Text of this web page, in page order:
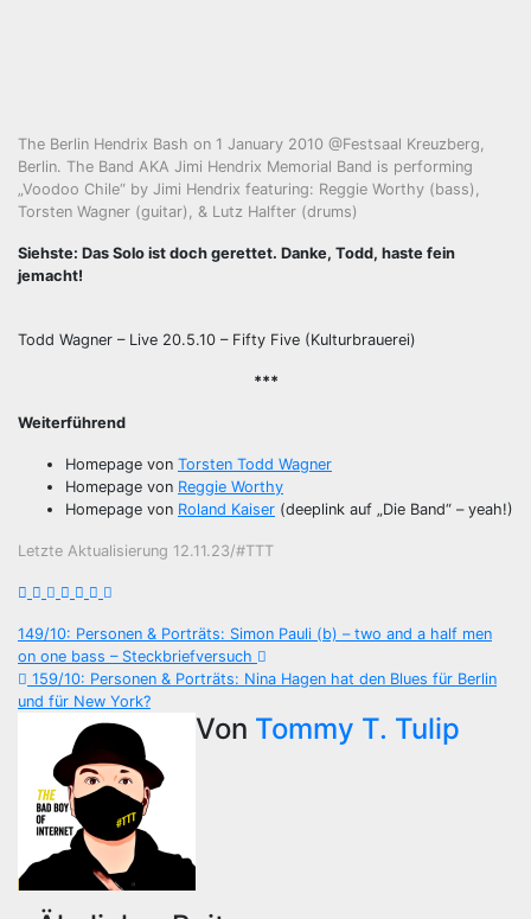
The Berlin Hendrix Bash on 1 January 2010 @Festsaal Kreuzberg,
Berlin. The Band AKA Jimi Hendrix Memorial Band is performing
„Voodoo Chile“ by Jimi Hendrix featuring: Reggie Worthy (bass),
Torsten Wagner (guitar), & Lutz Halfter (drums)
Siehste: Das Solo ist doch gerettet. Danke, Todd, haste fein
jemacht!
Todd Wagner – Live 20.5.10 – Fifty Five (Kulturbrauerei)
***
Weiterführend
Homepage von Torsten Todd Wagner
Homepage von Reggie Worthy
Homepage von Roland Kaiser (deeplink auf „Die Band“ – yeah!)
Letzte Aktualisierung 12.11.23/#TTT
Beitragsnavigation
149/10: Personen & Porträts: Simon Pauli (b) – two and a half men
on one bass – Steckbriefversuch
159/10: Personen & Porträts: Nina Hagen hat den Blues für Berlin
und für New York?
Von Tommy T. Tulip